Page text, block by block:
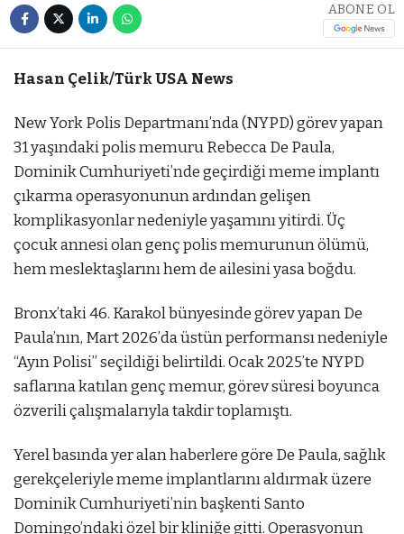
ABONE OL
Hasan Çelik/Türk USA News
New York Polis Departmanı’nda (NYPD) görev yapan
31 yaşındaki polis memuru Rebecca De Paula,
Dominik Cumhuriyeti’nde geçirdiği meme implantı
çıkarma operasyonunun ardından gelişen
komplikasyonlar nedeniyle yaşamını yitirdi. Üç
çocuk annesi olan genç polis memurunun ölümü,
hem meslektaşlarını hem de ailesini yasa boğdu.
Bronx’taki 46. Karakol bünyesinde görev yapan De
Paula’nın, Mart 2026’da üstün performansı nedeniyle
“Ayın Polisi” seçildiği belirtildi. Ocak 2025’te NYPD
saflarına katılan genç memur, görev süresi boyunca
özverili çalışmalarıyla takdir toplamıştı.
Yerel basında yer alan haberlere göre De Paula, sağlık
gerekçeleriyle meme implantlarını aldırmak üzere
Dominik Cumhuriyeti’nin başkenti Santo
Domingo’ndaki özel bir kliniğe gitti. Operasyonun